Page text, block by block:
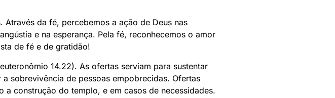
da fé, percebemos a ação de Deus nas
e na esperança. Pela fé, reconhecemos o amor
de fé e de gratidão!
14.22). As ofertas serviam para sustentar
sobrevivência de pessoas empobrecidas. Ofertas
construção do templo, e em casos de necessidades.